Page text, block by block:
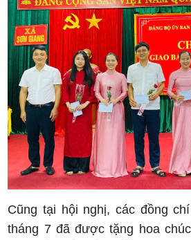
Cũng tại hội nghị, các đồng
tháng 7 đã được tặng hoa